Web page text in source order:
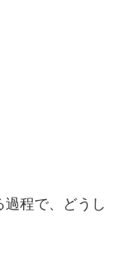
程で、どうし